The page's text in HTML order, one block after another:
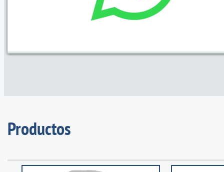
Productos